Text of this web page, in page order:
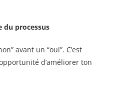
du processus
avant un “oui”. C’est
d’améliorer ton